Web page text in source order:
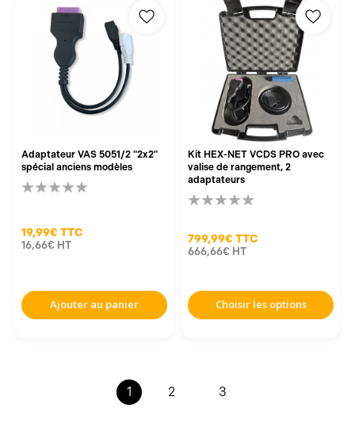
Adaptateur VAS 5051/2 "2x2"
spécial anciens modèles
19,99€ TTC
16,66€ HT
Ajouter au panier
Kit HEX-NET VCDS PRO avec
valise de rangement, 2
adaptateurs
799,99€ TTC
666,66€ HT
Choisir les options
1 2 3